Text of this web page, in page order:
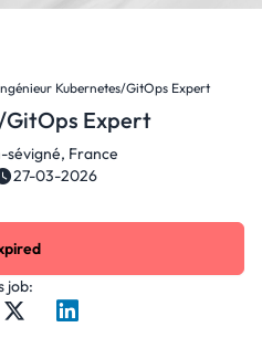
Kubernetes/GitOps Expert
GitOps Expert
sévigné, France
27-03-2026
job: